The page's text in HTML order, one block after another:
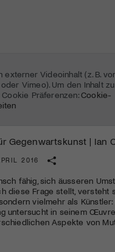
Videoinhalt (z. B.
Vimeo). Um den Inhalt
Präferenzen:Cookie-
Gegenwartskunst | Ian
2016
fähig, sich äusseren
diese Frage stellt, versteht
vielmehr als Künstler:
untersucht in seinem
Aspekte von
of the Art»!
unsere Arbeit.